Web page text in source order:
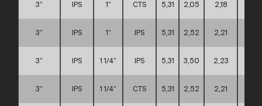
3” IPS 1” CTS 5,31 2,05 2,18
3” IPS 1” IPS 5,31 2,52 2,21
3” IPS 1 1/4” IPS 5,31 3,50 2,23
3” IPS 1 1/4” CTS 5,31 2,52 2,21